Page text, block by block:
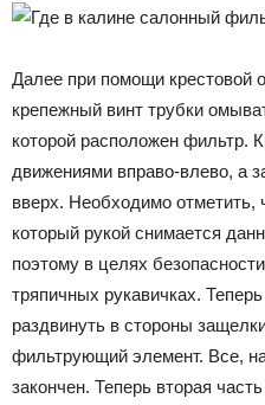
Далее при помощи крестовой
крепежный винт трубки
которой расположен фильтр.
движениями вправо-влево, а
вверх. Необходимо отметить,
который рукой снимается
поэтому в целях
тряпичных рукавичках.
раздвинуть в стороны
фильтрующий элемент. Все,
закончен. Теперь вторая